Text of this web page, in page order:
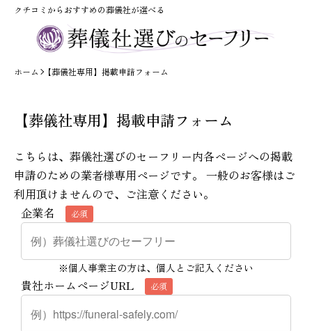
クチコミからおすすめの葬儀社が選べる
ホーム 【葬儀社専用】掲載申請フォーム
【葬儀社専用】掲載申請フォーム
こちらは、葬儀社選びのセーフリー内各ページへの掲載
申請のための業者様専用ページです。 一般のお客様はご
利用頂けませんので、ご注意ください。
企業名
必須
※個人事業主の方は、個人とご記入ください
貴社ホームページURL 必須